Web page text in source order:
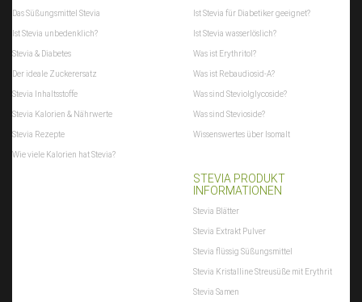
Das Süßungsmittel Stevia
Ist Stevia unbedenklich?
Stevia & Diabetes
Der ideale Zuckerersatz
Stevia Inhaltsstoffe
Stevia Kalorien & Nährwerte
Stevia Rezepte
Wie viele Kalorien hat Stevia?
Ist Stevia für Diabetiker geeignet?
Ist Stevia wasserlöslich?
Was ist Erythritol?
Was ist Rebaudiosid-A?
Was sind Steviolglycoside?
Was sind Stevioside?
Wissenswertes über Isomalt
STEVIA PRODUKT
INFORMATIONEN
Stevia Blätter
Stevia Extrakt Pulver
Stevia flüssig Süßungsmittel
Stevia Kristalline Streusüße mit Erythrit
Stevia Samen